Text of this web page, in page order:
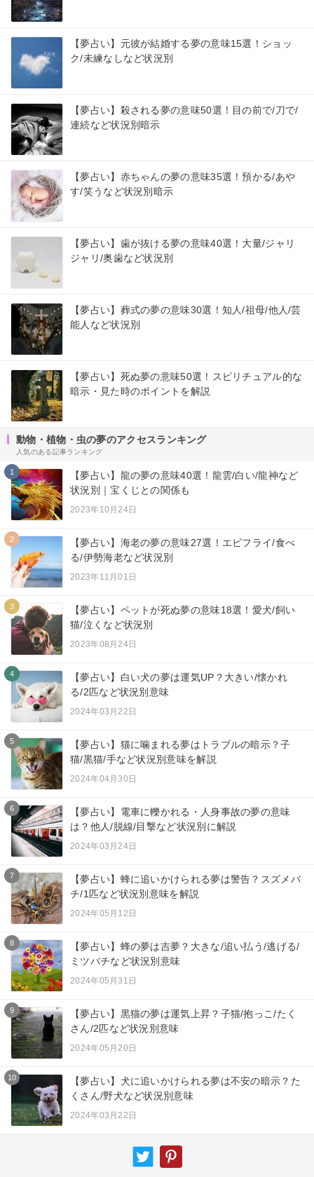
【夢占い】元彼が結婚する夢の意味15選！ショッ
ク/未練なしなど状況別
【夢占い】殺される夢の意味50選！目の前で/刀で/
連続など状況別暗示
【夢占い】赤ちゃんの夢の意味35選！預かる/あや
す/笑うなど状況別暗示
【夢占い】歯が抜ける夢の意味40選！大量/ジャリ
ジャリ/奥歯など状況別
【夢占い】葬式の夢の意味30選！知人/祖母/他人/芸
能人など状況別
【夢占い】死ぬ夢の意味50選！スピリチュアル的な
暗示・見た時のポイントを解説
動物・植物・虫の夢のアクセスランキング
人気のある記事ランキング
1
【夢占い】龍の夢の意味40選！龍雲/白い/龍神など
状況別｜宝くじとの関係も
2023年10月24日
2
【夢占い】海老の夢の意味27選！エビフライ/食べ
る/伊勢海老など状況別
2023年11月01日
3
【夢占い】ペットが死ぬ夢の意味18選！愛犬/飼い
猫/泣くなど状況別
2023年08月24日
4
【夢占い】白い犬の夢は運気UP？大きい/懐かれ
る/2匹など状況別意味
2024年03月22日
5
【夢占い】猫に噛まれる夢はトラブルの暗示？子
猫/黒猫/手など状況別意味を解説
2024年04月30日
6
【夢占い】電車に轢かれる・人身事故の夢の意味
は？他人/脱線/目撃など状況別に解説
2024年03月24日
7
【夢占い】蜂に追いかけられる夢は警告？スズメバ
チ/1匹など状況別意味を解説
2024年05月12日
8
【夢占い】蜂の夢は吉夢？大きな/追い払う/逃げる/
ミツバチなど状況別意味
2024年05月31日
9
【夢占い】黒猫の夢は運気上昇？子猫/抱っこ/たく
さん/2匹など状況別意味
2024年05月20日
10
【夢占い】犬に追いかけられる夢は不安の暗示？た
くさん/野犬など状況別意味
2024年03月22日